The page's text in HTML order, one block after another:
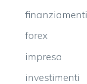
finanziamenti
forex
impresa
investimenti